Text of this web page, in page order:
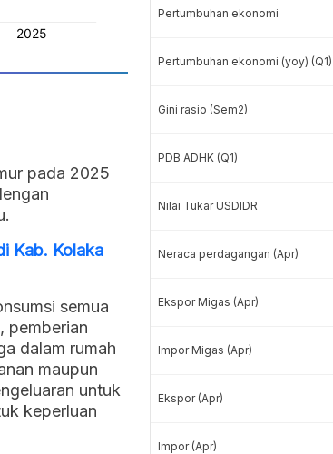
pada 2025
Kab. Kolaka
semua
pemberian
dalam rumah
maupun
untuk
keperluan
Pertumbuhan ekonomi
Pertumbuhan ekonomi (yoy) (Q1)
Gini rasio (Sem2)
PDB ADHK (Q1)
Nilai Tukar USDIDR
Neraca perdagangan (Apr)
Ekspor Migas (Apr)
Impor Migas (Apr)
Ekspor (Apr)
Impor (Apr)